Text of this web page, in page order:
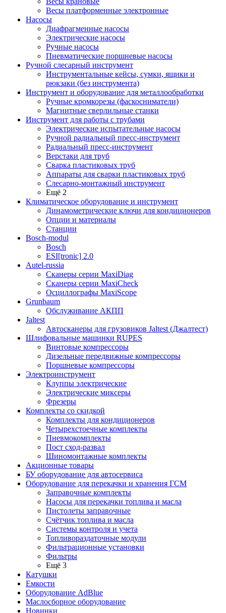
Весы платформенные электронные
Насосы
Диафрагменные насосы
Электрические насосы
Ручные насосы
Пневматические поршневые насосы
Ручной слесарный инструмент
Инструментальные кейсы, сумки, ящики и
рюкзаки (без инструмента)
Инструмент и оборудование для металлообработки
Ручные кромкорезы (фаскосниматели)
Магнитные сверлильные станки
Инструмент для работы с трубами
Электрические испытательные насосы
Ручной радиальный пресс-инструмент
Радиальный пресс-инструмент
Верстаки для труб
Сварка пластиковых труб
Аппараты для сварки пластиковых труб
Слесарно-монтажный инструмент
Ещё 2
Климатическое оборудование и инструмент
Динамометрические ключи для кондиционеров
Опции и материалы
Станции
Bosch-modul
Bosch
ESI[tronic] 2.0
Autel-russia
Сканеры серии MaxiDiag
Сканеры серии MaxiCheck
Осциллографы MaxiScope
Grunbaum
Обслуживание АКПП
Jaltest
Автосканеры для грузовиков Jaltest (Джалтест)
Шлифовальные машинки RUPES
Винтовые компрессоры
Дизельные передвижные компрессоры
Поршневые компрессоры
Электроинструмент
Клуппы электрические
Электрические миксеры
Фрезеры
Комплекты со скидкой
Комплекты для кондиционеров
Четырехстоечные комплекты
Пневмокомплекты
Пост сход-развал
Шиномонтажные комплекты
Акционные товары
БУ оборудование для автосервиса
Оборудование для перекачки и хранения ГСМ
Заправочные комплекты
Насосы для перекачки топлива и масла
Пистолеты заправочные
Счётчик топлива и масла
Системы контроля и учета
Топливораздаточные модули
Фильтрационные установки
Фильтры
Ещё 3
Катушки
Емкости
Оборудование AdBlue
Маслосборное оборудование
Новинки